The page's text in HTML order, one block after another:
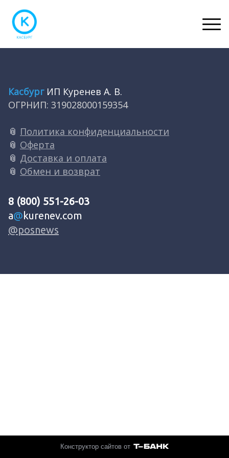
КасбургИП Куренев А. В.
ОГРНИП: 319028000159354
📎 Политика конфиденциальности
📎 Оферта
📎 Доставка и оплата
📎 Обмен и возврат
8 (800) 551-26-03
a@ kurenev.com
@posnews
Конструктор сайтов от